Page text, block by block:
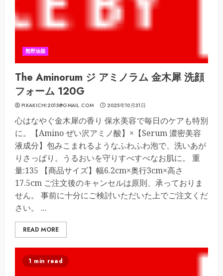
熊野油脂
The Aminorum ジ アミノラム 金木犀 洗顔
フォーム 120G
PIKAKICHI2015@GMAIL.COM 2025年10月31日
心はなやぐ金木犀の香り 保水美容で毎日のケアも特別
に。【Amino ぜい沢アミノ酸】×【Serum 濃密美容
液成分】包みこまれるようなふわふわ泡で、洗いあが
りさっぱり。うるおいを守りすべすべなお肌に。 重
量:135 【商品サイズ】幅6.2cm×奥行3cm×高さ
17.5cm ご注文後のキャンセルは原則、承っておりま
せん。 事前に十分にご検討いただいた上でご注文くだ
さい。 ...
READ MORE
1 min read